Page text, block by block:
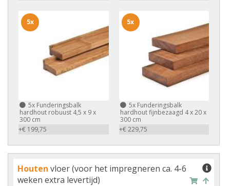
5x Funderingsbalk
hardhout robuust 4,5 x 9 x
300 cm
+€ 199,75
5x
5xFunderingsbalk
hardhout fijnbezaagd 4 x 20 x
300 cm
+€ 229,75
5x
Houten vloer (voor het impregneren ca. 4-6
weken extra levertijd)